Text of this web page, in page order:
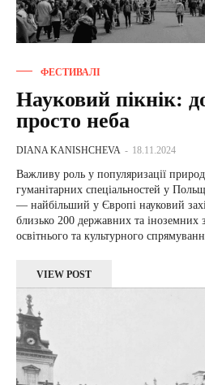
ФЕСТИВАЛІ
Науковий пікнік:
просто неба
DIANA KANISHCHEVA - 18.11.2024
Важливу роль у популяризації
гуманітарних спеціальностей у
— найбільший у Європі науковий
близько 200 державних та іноземних
освітнього та культурного
VIEW POST